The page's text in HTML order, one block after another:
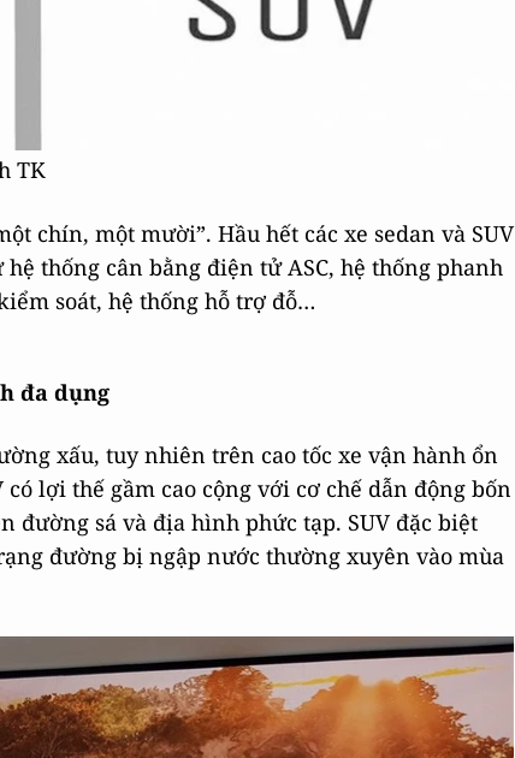
TK
chín, một mười”. Hầu hết các xe sedan và SUV
thống cân bằng điện tử ASC, hệ thống phanh
soát, hệ thống hỗ trợ đỗ…
đa dụng
xấu, tuy nhiên trên cao tốc xe vận hành ổn
lợi thế gầm cao cộng với cơ chế dẫn động bốn
đường sá và địa hình phức tạp. SUV đặc biệt
đường bị ngập nước thường xuyên vào mùa